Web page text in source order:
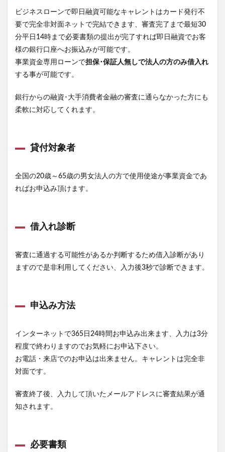
ビジネスローンで即日融資可能なキャレントはカード発行不
要で完全非対面ネットで完結できます、審査完了まで最短30
分平日14時まで必要書類の提出が完了すれば即日融資でお客
様の銀行口座へお振込みが可能です。
事業資金専用ローンで担保･保証人無しで法人の方のみ借入れ
する事が可能です。
銀行からの融資･大手消費者金融の審査に通らなかった方にも
柔軟に対応してくれます。
貸付対象者
全国の20歳～65歳の男女法人の方で使用使途が事業資金であ
ればお申込み頂けます。
借入れ診断
審査に通過する可能性があるか判断するため借入診断があり
ますので是非利用してください、入力後3秒で診断できます。
申込み方法
インターネットで365日24時間お申込み出来ます、入力は3分
程度で終わりますのでお気軽にお申込下さい。
お電話・来店でのお申込は出来ません。キャレントは完全非
対面です。
審査終了後、入力して頂いたメールアドレスに審査結果が通
知されます。
必要書類